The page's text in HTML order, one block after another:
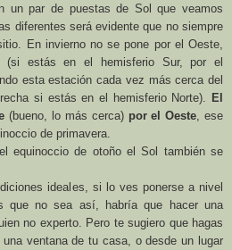
un par de puestas de Sol que veamos
diferentes será evidente que no siempre
En invierno no se pone por el Oeste,
(si estás en el hemisferio Sur, por el
esta estación cada vez más cerca del
si estás en el hemisferio Norte).
El
(bueno, lo más cerca) por el Oeste , ese
de primavera.
equinoccio de otoño el Sol también se
ideales, si lo ves ponerse a nivel
que no sea así, habría que hacer una
no experto. Pero te sugiero que hagas
ventana de tu casa, o desde un lugar